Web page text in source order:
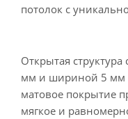
потолок с
Открытая
мм и шириной 5 мм
матовое покрытие
мягкое и